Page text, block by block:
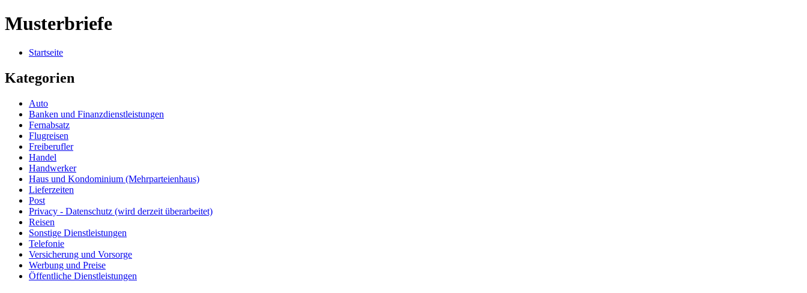
Musterbriefe
Startseite
Kategorien
Auto
Banken und Finanzdienstleistungen
Fernabsatz
Flugreisen
Freiberufler
Handel
Handwerker
Haus und Kondominium (Mehrparteienhaus)
Lieferzeiten
Post
Privacy - Datenschutz (wird derzeit überarbeitet)
Reisen
Sonstige Dienstleistungen
Telefonie
Versicherung und Vorsorge
Werbung und Preise
Öffentliche Dienstleistungen